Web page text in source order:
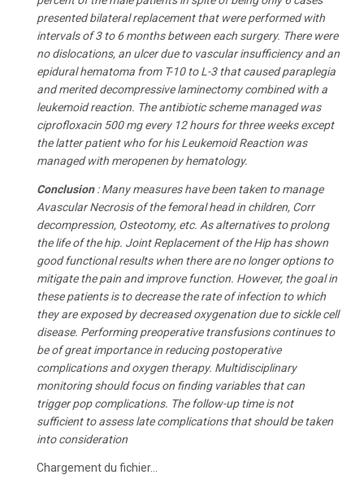
presented bilateral replacement that were performed with
intervals of 3 to 6 months between each surgery. There were
no dislocations, an ulcer due to vascular insufficiency and an
epidural hematoma from T-10 to L-3 that caused paraplegia
and merited decompressive laminectomy combined with a
leukemoid reaction. The antibiotic scheme managed was
ciprofloxacin 500 mg every 12 hours for three weeks except
the latter patient who for his Leukemoid Reaction was
managed with meropenen by hematology.
Conclusion: Many measures have been taken to manage
Avascular Necrosis of the femoral head in children, Corr
decompression, Osteotomy, etc. As alternatives to prolong
the life of the hip. Joint Replacement of the Hip has shown
good functional results when there are no longer options to
mitigate the pain and improve function. However, the goal in
these patients is to decrease the rate of infection to which
they are exposed by decreased oxygenation due to sickle cell
disease. Performing preoperative transfusions continues to
be of great importance in reducing postoperative
complications and oxygen therapy. Multidisciplinary
monitoring should focus on finding variables that can
trigger pop complications. The follow-up time is not
sufficient to assess late complications that should be taken
into consideration
Chargement du fichier...